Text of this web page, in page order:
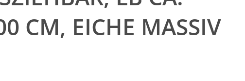
CM, EICHE MASSIV